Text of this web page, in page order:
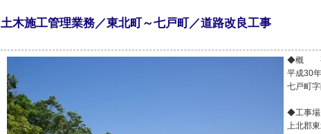
土木施工管理業務／東北町～七戸町／道路改良工事
◆概
平成30
七戸町
◆工事場
上北郡